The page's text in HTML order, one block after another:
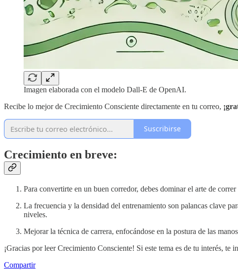
Imagen elaborada con el modelo Dall-E de OpenAI.
Recibe lo mejor de Crecimiento Consciente directamente en tu correo,
Suscribirse
Crecimiento en breve:
Para convertirte en un buen corredor, debes dominar el arte de
La frecuencia y la densidad del entrenamiento son palancas clave
niveles.
Mejorar la técnica de carrera, enfocándose en la postura de las
¡Gracias por leer Crecimiento Consciente! Si este tema es de tu interés, te
Compartir